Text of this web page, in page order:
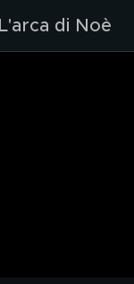
L'arca di Noè